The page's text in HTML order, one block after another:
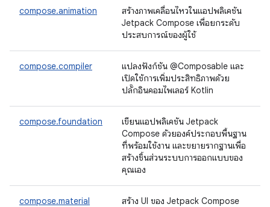
compose.animation
สร้างภาพเคลื่อนไหวในแอปพลิเคชัน
Jetpack Compose เพื่อยกระดับ
ประสบการณ์ของผู้ใช้
compose.compiler
แปลงฟังก์ชัน @Composable และ
เปิดใช้การเพิ่มประสิทธิภาพด้วย
ปลั๊กอินคอมไพเลอร์ Kotlin
compose.foundation
เขียนแอปพลิเคชัน Jetpack
Compose ด้วยองค์ประกอบพื้นฐาน
ที่พร้อมใช้งาน และขยายรากฐานเพื่อ
สร้างชิ้นส่วนระบบการออกแบบของ
คุณเอง
compose.material
สร้าง UI ของ Jetpack Compose